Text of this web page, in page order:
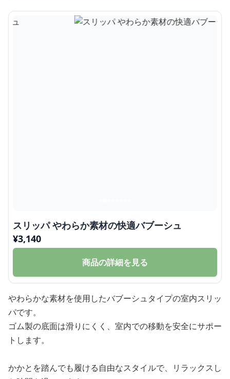
スリッパ やわらか素材の快適バブーシュ
¥3,140
商品の詳細を見る
やわらかな素材を使用したバブーシュタイプの室内スリッ
パです。
ゴム製の底面は滑りにくく、室内での移動を安全にサポー
トします。
かかとを踏んでも履ける自由なスタイルで、リラックスし